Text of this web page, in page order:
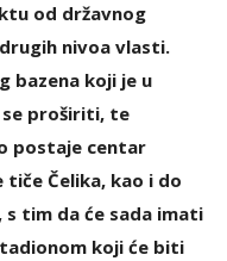
od državnog
nivoa vlasti.
bazena koji je u
proširiti, te
postaje centar
Čelika, kao i do
tim da će sada imati
koji će biti